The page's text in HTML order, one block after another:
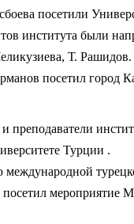
посетили
института были
Т. Рашидов.
посетил город
преподаватели
Турции .
посетил